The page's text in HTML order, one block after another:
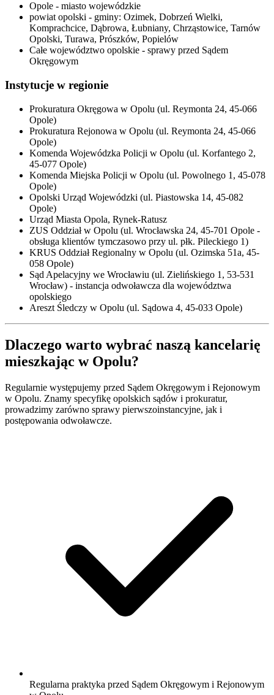
Opole - miasto wojewódzkie
powiat opolski - gminy: Ozimek, Dobrzeń Wielki,
Komprachcice, Dąbrowa, Łubniany, Chrząstowice, Tarnów
Opolski, Turawa, Prószków, Popielów
Całe województwo opolskie - sprawy przed Sądem
Okręgowym
Instytucje w regionie
Prokuratura Okręgowa w Opolu (ul. Reymonta 24, 45-066
Opole)
Prokuratura Rejonowa w Opolu (ul. Reymonta 24, 45-066
Opole)
Komenda Wojewódzka Policji w Opolu (ul. Korfantego 2,
45-077 Opole)
Komenda Miejska Policji w Opolu (ul. Powolnego 1, 45-078
Opole)
Opolski Urząd Wojewódzki (ul. Piastowska 14, 45-082
Opole)
Urząd Miasta Opola, Rynek-Ratusz
ZUS Oddział w Opolu (ul. Wrocławska 24, 45-701 Opole -
obsługa klientów tymczasowo przy ul. płk. Pileckiego 1)
KRUS Oddział Regionalny w Opolu (ul. Ozimska 51a, 45-
058 Opole)
Sąd Apelacyjny we Wrocławiu (ul. Zielińskiego 1, 53-531
Wrocław) - instancja odwoławcza dla województwa
opolskiego
Areszt Śledczy w Opolu (ul. Sądowa 4, 45-033 Opole)
Dlaczego warto wybrać naszą kancelarię
mieszkając w Opolu?
Regularnie występujemy przed Sądem Okręgowym i Rejonowym
w Opolu. Znamy specyfikę opolskich sądów i prokuratur,
prowadzimy zarówno sprawy pierwszoinstancyjne, jak i
postępowania odwoławcze.
Regularna praktyka przed Sądem Okręgowym i Rejonowym